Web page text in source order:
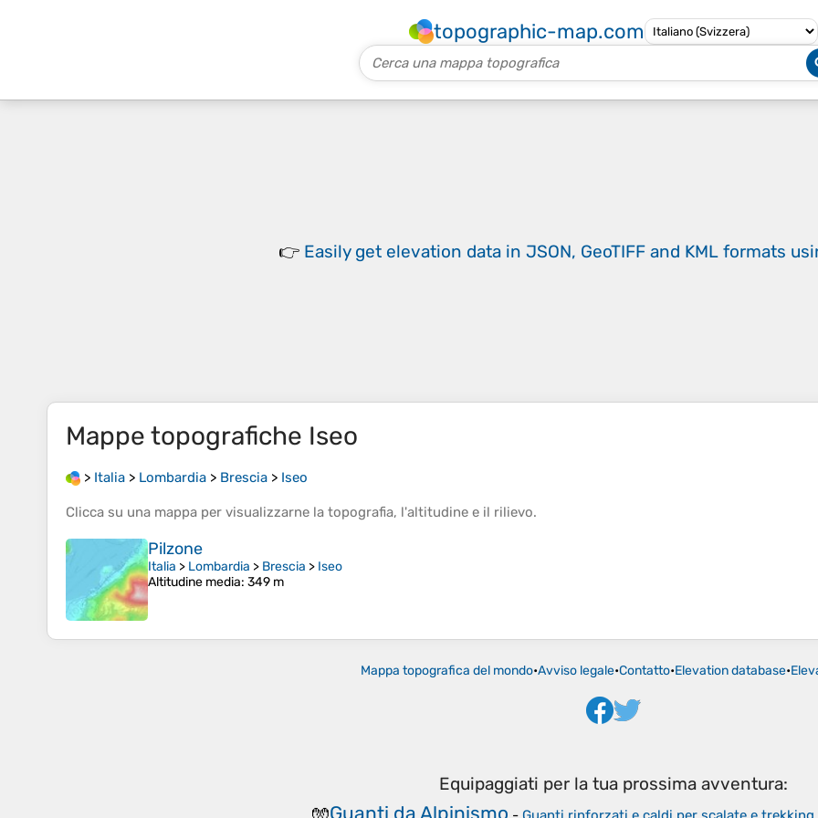
topographic-map.com
👉 Easily get elevation data in JSON, GeoTIFF and KML formats
Mappe topografiche Iseo
> Italia > Lombardia > Brescia > Iseo
Clicca su una mappa per visualizzarne la topografia, l'altitudine e il rilievo.
Pilzone
Italia > Lombardia > Brescia > Iseo
Altitudine media: 349 m
Mappa topografica del mondo•Avviso legale•Contatto•Elevation database•
Equipaggiati per la tua prossima avventura:
🧤Guanti da Alpinismo